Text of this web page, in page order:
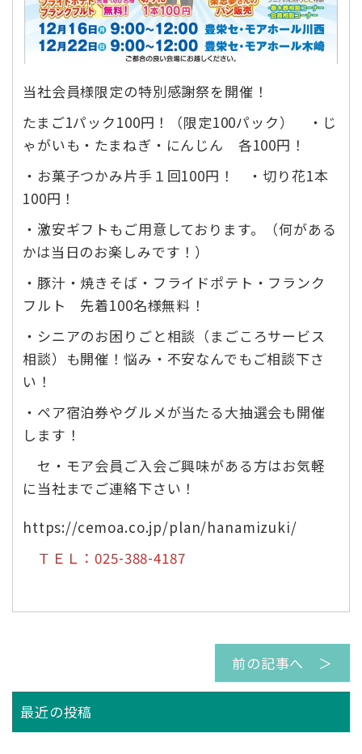
当社会員様限定の特別感謝祭を開催！
たまご1パック100円！（限定100パック） ・じ
ゃがいも・たまねぎ・にんじん 各100円！
・お菓子つかみ片手１回100円！ ・切り花1本
100円！
・激安ギフトもご用意しております。（何がある
かは当日のお楽しみです！）
・豚汁・焼きそば・フライドポテト・フランク
フルト 先着100名様無料！
・シニアのお困りごと相談（まごころサービス
相談）も開催！悩み・不安なんでもご相談下さ
い！
・ペア宿泊券やグルメが当たる大抽選会も開催
します！
セ・モア会員ご入会ご興味がある方はお気軽
に当社までご連絡下さい！
https://cemoa.co.jp/plan/hanamizuki/
ＴＥＬ：025-388-4187
前の記事へ ＞
最近の投稿